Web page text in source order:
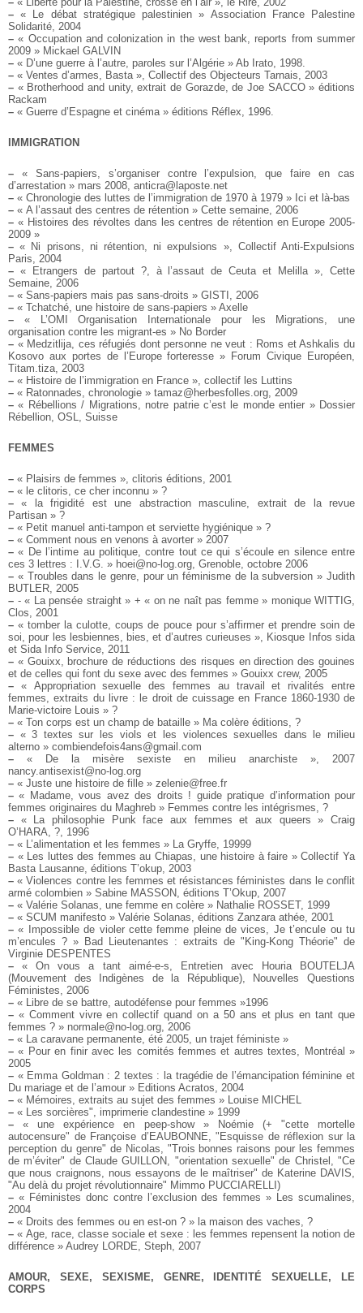
– « Le débat stratégique palestinien » Association France Palestine
Solidarité, 2004
– « Occupation and colonization in the west bank, reports from summer
2009 » Mickael GALVIN
– « D’une guerre à l’autre, paroles sur l’Algérie » Ab Irato, 1998.
– « Ventes d’armes, Basta », Collectif des Objecteurs Tarnais, 2003
– « Brotherhood and unity, extrait de Gorazde, de Joe SACCO » éditions
Rackam
– « Guerre d’Espagne et cinéma » éditions Réflex, 1996.
IMMIGRATION
– « Sans-papiers, s’organiser contre l’expulsion, que faire en cas
d’arrestation » mars 2008, anticra@laposte.net
– « Chronologie des luttes de l’immigration de 1970 à 1979 » Ici et là-bas
– « A l’assaut des centres de rétention » Cette semaine, 2006
– « Histoires des révoltes dans les centres de rétention en Europe 2005-
2009 »
– « Ni prisons, ni rétention, ni expulsions », Collectif Anti-Expulsions
Paris, 2004
– « Etrangers de partout ?, à l’assaut de Ceuta et Melilla », Cette
Semaine, 2006
– « Sans-papiers mais pas sans-droits » GISTI, 2006
– « Tchatché, une histoire de sans-papiers » Axelle
– « L’OMI Organisation Internationale pour les Migrations, une
organisation contre les migrant-es » No Border
– « Medzitlija, ces réfugiés dont personne ne veut : Roms et Ashkalis du
Kosovo aux portes de l’Europe forteresse » Forum Civique Européen,
Titam.tiza, 2003
– « Histoire de l’immigration en France », collectif les Luttins
– « Ratonnades, chronologie » tamaz@herbesfolles.org, 2009
– « Rébellions / Migrations, notre patrie c’est le monde entier » Dossier
Rébellion, OSL, Suisse
FEMMES
– « Plaisirs de femmes », clitoris éditions, 2001
– « le clitoris, ce cher inconnu » ?
– « la frigidité est une abstraction masculine, extrait de la revue
Partisan » ?
– « Petit manuel anti-tampon et serviette hygiénique » ?
– « Comment nous en venons à avorter » 2007
– « De l’intime au politique, contre tout ce qui s’écoule en silence entre
ces 3 lettres : I.V.G. » hoei@no-log.org, Grenoble, octobre 2006
– « Troubles dans le genre, pour un féminisme de la subversion » Judith
BUTLER, 2005
– - « La pensée straight » + « on ne naît pas femme » monique WITTIG,
Clos, 2001
– « tomber la culotte, coups de pouce pour s’affirmer et prendre soin de
soi, pour les lesbiennes, bies, et d’autres curieuses », Kiosque Infos sida
et Sida Info Service, 2011
– « Gouixx, brochure de réductions des risques en direction des gouines
et de celles qui font du sexe avec des femmes » Gouixx crew, 2005
– « Appropriation sexuelle des femmes au travail et rivalités entre
femmes, extraits du livre : le droit de cuissage en France 1860-1930 de
Marie-victoire Louis » ?
– « Ton corps est un champ de bataille » Ma colère éditions, ?
– « 3 textes sur les viols et les violences sexuelles dans le milieu
alterno » combiendefois4ans@gmail.com
– « De la misère sexiste en milieu anarchiste », 2007
nancy.antisexist@no-log.org
– « Juste une histoire de fille » zelenie@free.fr
– « Madame, vous avez des droits ! guide pratique d’information pour
femmes originaires du Maghreb » Femmes contre les intégrismes, ?
– « La philosophie Punk face aux femmes et aux queers » Craig
O’HARA, ?, 1996
– « L’alimentation et les femmes » La Gryffe, 19999
– « Les luttes des femmes au Chiapas, une histoire à faire » Collectif Ya
Basta Lausanne, éditions T’okup, 2003
– « Violences contre les femmes et résistances féministes dans le conflit
armé colombien » Sabine MASSON, éditions T’Okup, 2007
– « Valérie Solanas, une femme en colère » Nathalie ROSSET, 1999
– « SCUM manifesto » Valérie Solanas, éditions Zanzara athée, 2001
– « Impossible de violer cette femme pleine de vices, Je t’encule ou tu
m’encules ? » Bad Lieutenantes : extraits de "King-Kong Théorie" de
Virginie DESPENTES
– « On vous a tant aimé-e-s, Entretien avec Houria BOUTELJA
(Mouvement des Indigènes de la République), Nouvelles Questions
Féministes, 2006
– « Libre de se battre, autodéfense pour femmes »1996
– « Comment vivre en collectif quand on a 50 ans et plus en tant que
femmes ? » normale@no-log.org, 2006
– « La caravane permanente, été 2005, un trajet féministe »
– « Pour en finir avec les comités femmes et autres textes, Montréal »
2005
– « Emma Goldman : 2 textes : la tragédie de l’émancipation féminine et
Du mariage et de l’amour » Editions Acratos, 2004
– « Mémoires, extraits au sujet des femmes » Louise MICHEL
– « Les sorcières", imprimerie clandestine » 1999
– « une expérience en peep-show » Noémie (+ "cette mortelle
autocensure" de Françoise d’EAUBONNE, "Esquisse de réflexion sur la
perception du genre" de Nicolas, "Trois bonnes raisons pour les femmes
de m’éviter" de Claude GUILLON, "orientation sexuelle" de Christel, "Ce
que nous craignons, nous essayons de le maîtriser" de Katerine DAVIS,
"Au delà du projet révolutionnaire" Mimmo PUCCIARELLI)
– « Féministes donc contre l’exclusion des femmes » Les scumalines,
2004
– « Droits des femmes ou en est-on ? » la maison des vaches, ?
– « Age, race, classe sociale et sexe : les femmes repensent la notion de
différence » Audrey LORDE, Steph, 2007
AMOUR, SEXE, SEXISME, GENRE, IDENTITÉ SEXUELLE, LE
CORPS